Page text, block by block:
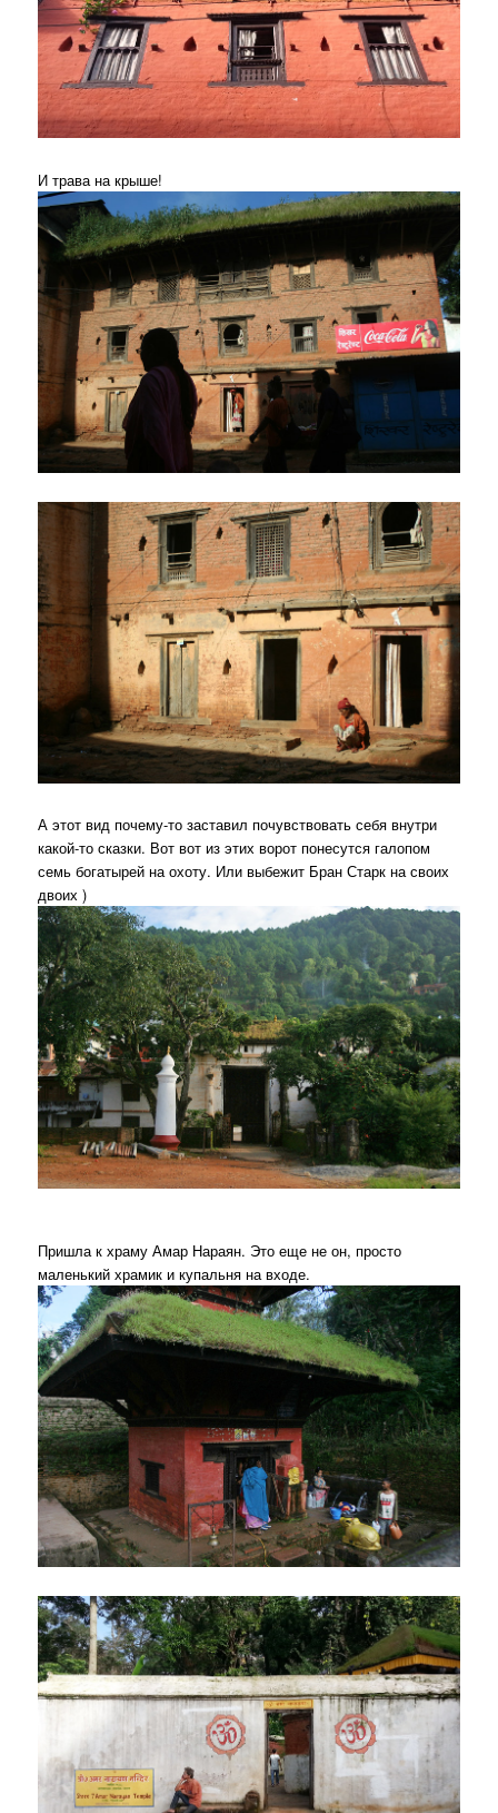
И трава на крыше!
А этот вид почему-то заставил почувствовать себя внутри
какой-то сказки. Вот вот из этих ворот понесутся галопом
семь богатырей на охоту. Или выбежит Бран Старк на своих
двоих )
Пришла к храму Амар Нараян. Это еще не он, просто
маленький храмик и купальня на входе.